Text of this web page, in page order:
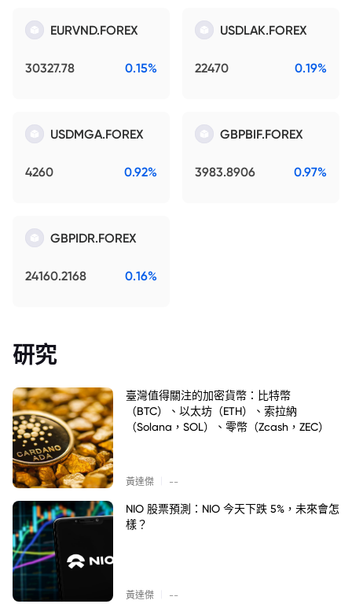
EURVND.FOREX
30327.78 0.15%
USDLAK.FOREX
22470 0.19%
USDMGA.FOREX
4260 0.92%
GBPBIF.FOREX
3983.8906 0.97%
GBPIDR.FOREX
24160.2168 0.16%
研究
臺灣值得關注的加密貨幣：比特幣
（BTC）、以太坊（ETH）、索拉納
（Solana，SOL）、零幣（Zcash，ZEC）
黃達傑 --
NIO 股票預測：NIO 今天下跌 5%，未來會怎
樣？
黃達傑 --